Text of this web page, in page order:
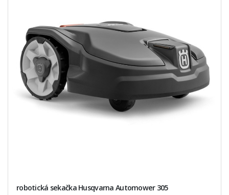
robotická sekačka Husqvarna Automower 305